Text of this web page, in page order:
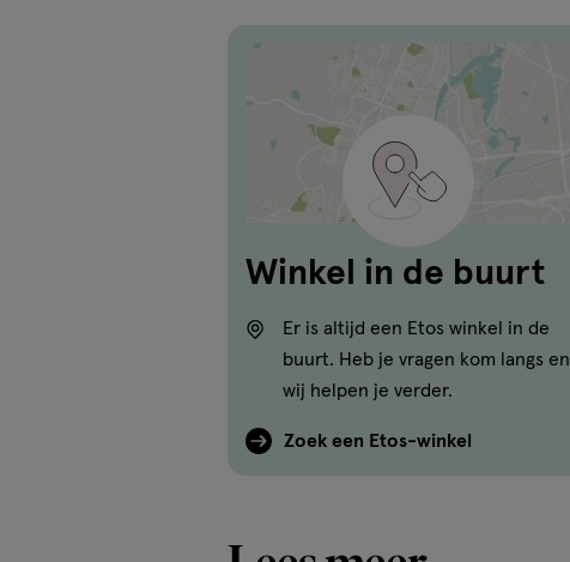
Winkel in de buurt
Er is altijd een Etos winkel in de
buurt. Heb je vragen kom langs en
wij helpen je verder.
Zoek een Etos-winkel